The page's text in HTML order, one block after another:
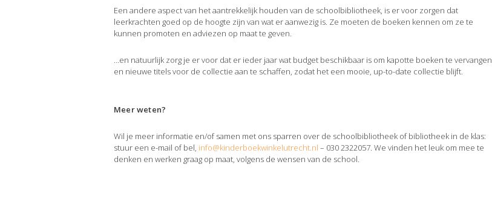
Een andere aspect van het aantrekkelijk houden van de schoolbibliotheek, is er voor zorgen dat
leerkrachten goed op de hoogte zijn van wat er aanwezig is. Ze moeten de boeken kennen om ze te
kunnen promoten en adviezen op maat te geven.
…en natuurlijk zorg je er voor dat er ieder jaar wat budget beschikbaar is om kapotte boeken te vervangen
en nieuwe titels voor de collectie aan te schaffen, zodat het een mooie, up-to-date collectie blijft.
Meer weten?
Wil je meer informatie en/of samen met ons sparren over de schoolbibliotheek of bibliotheek in de klas:
stuur een e-mail of bel, info@kinderboekwinkelutrecht.nl – 030 2322057. We vinden het leuk om mee te
denken en werken graag op maat, volgens de wensen van de school.